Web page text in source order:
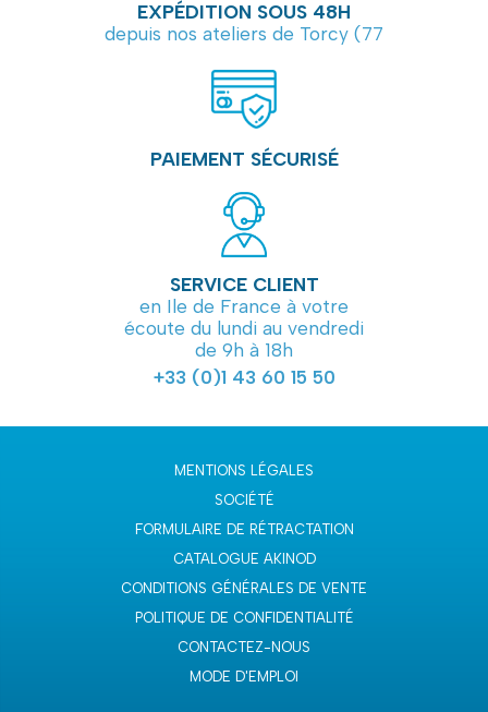
EXPÉDITION SOUS 48H
depuis nos ateliers de Torcy (77
PAIEMENT SÉCURISÉ
SERVICE CLIENT
en Ile de France à votre
écoute du lundi au vendredi
de 9h à 18h
+33 (0)1 43 60 15 50
MENTIONS LÉGALES
SOCIÉTÉ
FORMULAIRE DE RÉTRACTATION
CATALOGUE AKINOD
CONDITIONS GÉNÉRALES DE VENTE
POLITIQUE DE CONFIDENTIALITÉ
CONTACTEZ-NOUS
MODE D'EMPLOI